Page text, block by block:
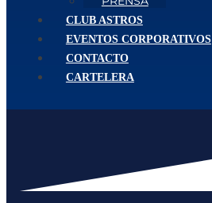
CLUB ASTROS
EVENTOS CORPORATIVOS
CONTACTO
CARTELERA